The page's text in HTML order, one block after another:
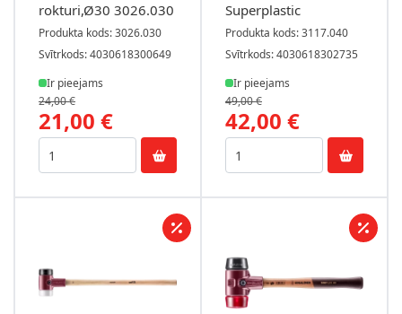
rokturi,Ø30 3026.030
Produkta kods: 3026.030
Svītrkods: 4030618300649
Ir pieejams
21,00 €
24,00 €
Superplastic
Produkta kods: 3117.040
Svītrkods: 4030618302735
Ir pieejams
42,00 €
49,00 €